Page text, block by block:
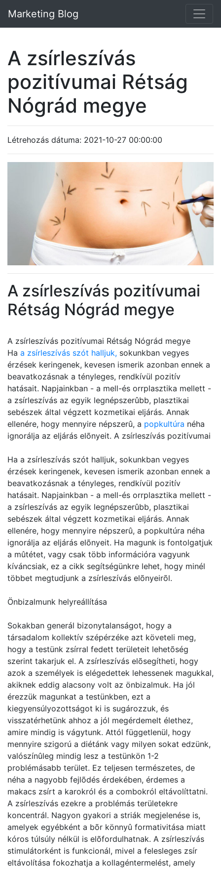
Marketing Blog
A zsírleszívás
pozitívumai Rétság
Nógrád megye
Létrehozás dátuma: 2021-10-27 00:00:00
A zsírleszívás pozitívumai
Rétság Nógrád megye
A zsírleszívás pozitívumai Rétság Nógrád megye
Ha a zsírleszívás szót halljuk, sokunkban vegyes
érzések keringenek, kevesen ismerik azonban ennek a
beavatkozásnak a tényleges, rendkívül pozitív
hatásait. Napjainkban - a mell-és orrplasztika mellett -
a zsírleszívás az egyik legnépszerûbb, plasztikai
sebészek által végzett kozmetikai eljárás. Annak
ellenére, hogy mennyire népszerû, a popkultúra néha
ignorálja az eljárás elõnyeit. A zsírleszívás pozitívumai
Ha a zsírleszívás szót halljuk, sokunkban vegyes
érzések keringenek, kevesen ismerik azonban ennek a
beavatkozásnak a tényleges, rendkívül pozitív
hatásait. Napjainkban - a mell-és orrplasztika mellett -
a zsírleszívás az egyik legnépszerûbb, plasztikai
sebészek által végzett kozmetikai eljárás. Annak
ellenére, hogy mennyire népszerû, a popkultúra néha
ignorálja az eljárás elõnyeit. Ha magunk is fontolgatjuk
a mûtétet, vagy csak több információra vagyunk
kíváncsiak, ez a cikk segítségünkre lehet, hogy minél
többet megtudjunk a zsírleszívás elõnyeirõl.
Önbizalmunk helyreállítása
Sokakban generál bizonytalanságot, hogy a
társadalom kollektív szépérzéke azt követeli meg,
hogy a testünk zsírral fedett területeit lehetõség
szerint takarjuk el. A zsírleszívás elõsegítheti, hogy
azok a személyek is elégedettek lehessenek magukkal,
akiknek eddig alacsony volt az önbizalmuk. Ha jól
érezzük magunkat a testünkben, ezt a
kiegyensúlyozottságot ki is sugározzuk, és
visszatérhetünk ahhoz a jól megérdemelt élethez,
amire mindig is vágytunk. Attól függetlenül, hogy
mennyire szigorú a diétánk vagy milyen sokat edzünk,
valószínûleg mindig lesz a testünkön 1-2
problémásabb terület. Ez teljesen természetes, de
néha a nagyobb fejlõdés érdekében, érdemes a
makacs zsírt a karokról és a combokról eltávolíttatni.
A zsírleszívás ezekre a problémás területekre
koncentrál. Nagyon gyakori a striák megjelenése is,
amelyek egyébként a bõr könnyû formativitása miatt
kóros túlsúly nélkül is elõfordulhatnak. A zsírleszívás
stimulátorként is funkcionál, mivel a felesleges zsír
eltávolítása fokozhatja a kollagéntermelést, amely